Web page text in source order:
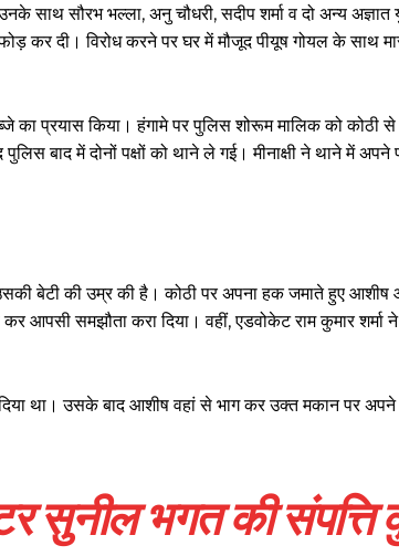
साथ सौरभ भल्ला, अनु चौधरी, सदीप शर्मा व दो अन्य
कर दी। विरोध करने पर घर में मौजूद पीयूष गोयल के साथ
का प्रयास किया। हंगामे पर पुलिस शोरूम मालिक को
बाद में दोनों पक्षों को थाने ले गई। मीनाक्षी ने थाने में
बेटी की उम्र की है। कोठी पर अपना हक जमाते हुए आशीष
आपसी समझौता करा दिया। वहीं, एडवोकेट राम कुमार शर्मा
था। उसके बाद आशीष वहां से भाग कर उक्त मकान पर
सुनील भगत की संपत्ति